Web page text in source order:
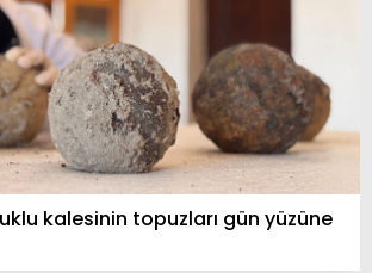
kalesinin topuzları gün yüzüne